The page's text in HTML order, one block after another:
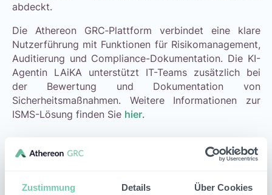
Zustimmung Details Über Cookies
abdeckt.
Die Athereon GRC‑Plattform verbindet eine klare
Nutzerführung mit Funktionen für Risikomanagement,
Auditierung und Compliance-Dokumentation. Die KI-
Agentin LAiKA unterstützt IT-Teams zusätzlich bei
der Bewertung und Dokumentation von
Sicherheitsmaßnahmen. Weitere Informationen zur
ISMS-Lösung finden Sie hier.
Vereinbaren Sie einen unverbindlichen Demo-